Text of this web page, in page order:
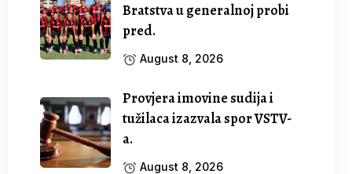
Bratstva u generalnoj probi
pred.
August 8, 2026
Provjera imovine sudija i
tužilaca izazvala spor VSTV-
a.
August 8, 2026